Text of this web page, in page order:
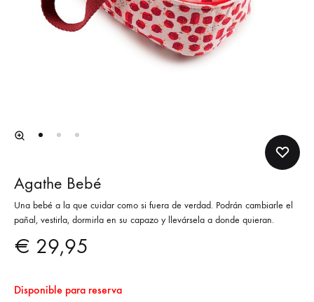
Agathe Bebé
Una bebé a la que cuidar como si fuera de verdad. Podrán cambiarle el
pañal, vestirla, dormirla en su capazo y llevársela a donde quieran.
€ 29,95
Disponible para reserva